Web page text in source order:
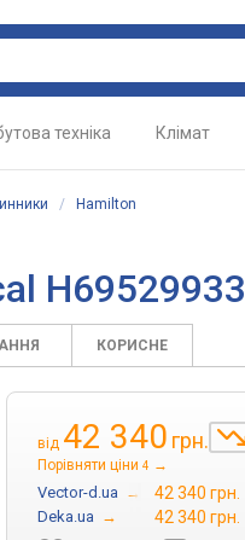
техніка Клімат
/ Hamilton
H69529933
КОРИСНЕ
від 42 340 грн.
Порівняти ціни 4 →
Vector-d.ua → 42 340 грн.
Deka.ua → 42 340 грн.